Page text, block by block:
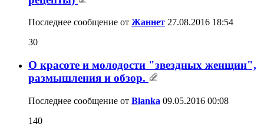
Последнее сообщение от Жаннет 27.08.2016 18:54
30
О красоте и молодости "звездных женщин",
размышления и обзор.
Последнее сообщение от Blanka 09.05.2016 00:08
140